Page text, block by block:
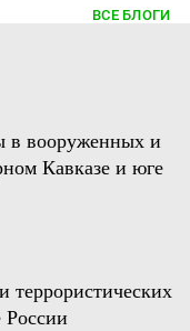
ВСЕ БЛОГИ
в вооруженных и
Кавказе и юге
России